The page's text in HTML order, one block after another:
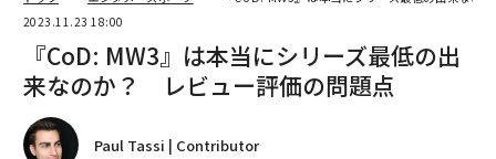
2023.11.23 18:00
『CoD: MW3』は本当にシリーズ最低の出
来なのか？ レビュー評価の問題点
Paul Tassi | Contributor